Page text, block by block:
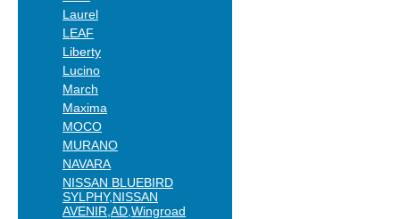
Laurel
LEAF
Liberty
Lucino
March
Maxima
MOCO
MURANO
NAVARA
NISSAN BLUEBIRD
SYLPHY,NISSAN
AVENIR,AD,Wingroad